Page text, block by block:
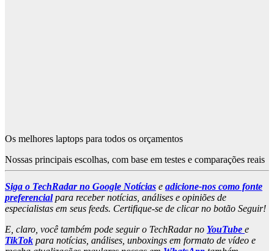
Os melhores laptops para todos os orçamentos
Nossas principais escolhas, com base em testes e comparações reais
Siga o TechRadar no Google Notícias e adicione-nos como fonte
preferencialpara receber notícias, análises e opiniões de
especialistas em seus feeds. Certifique-se de clicar no botão Seguir!
E, claro, você também pode seguir o TechRadar no YouTube e
TikTok para notícias, análises, unboxings em formato de vídeo e